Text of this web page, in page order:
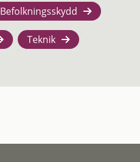
Befolkningsskydd
Teknik